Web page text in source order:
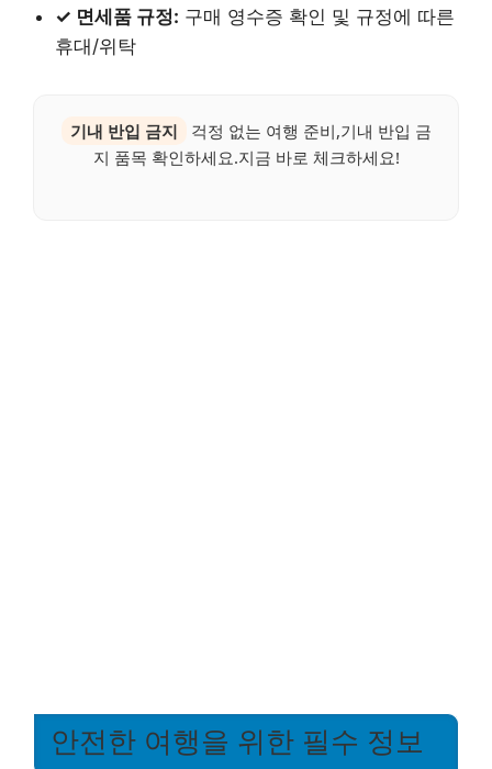
✓ 면세품 규정: 구매 영수증 확인 및 규정에 따른
휴대/위탁
기내 반입 금지
걱정 없는 여행 준비,기내 반입 금
지 품목 확인하세요.지금 바로 체크하세요!
안전한 여행을 위한 필수 정보